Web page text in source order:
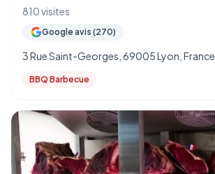
810 visites
Google avis (270)
3 Rue Saint-Georges, 69005 Lyon, France
BBQ Barbecue